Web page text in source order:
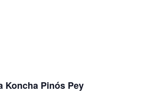
Koncha Pinós Pey